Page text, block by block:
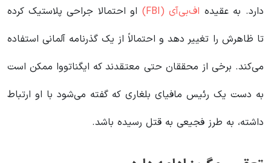
دارد. به عقیده اف‌بی‌آی (FBI)
او احتمالا جراحی پلاستیک کرده
تا ظاهرش را تغییر دهد و احتمالاً از یک گذرنامه آلمانی استفاده
می‌کند. برخی از محققان حتی معتقدند که ایگناتووا ممکن است
به دست یک رئیس مافیای بلغاری که گفته می‌شود با او ارتباط
داشته، به طرز فجیعی به قتل رسیده باشد.